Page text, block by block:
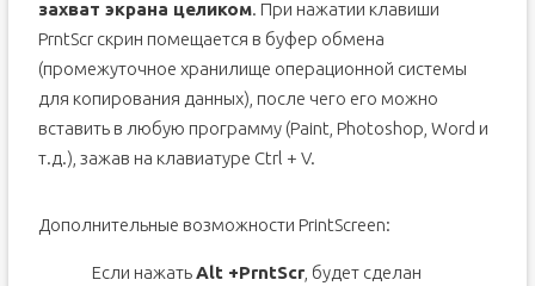
захват экрана целиком. При нажатии клавиши
PrntScr скрин помещается в буфер обмена
(промежуточное хранилище операционной системы
для копирования данных), после чего его можно
вставить в любую программу (Paint, Photoshop, Word и
т.д.), зажав на клавиатуре Ctrl + V.
Дополнительные возможности PrintScreen:
Если нажатьAlt +PrntScr, будет сделан